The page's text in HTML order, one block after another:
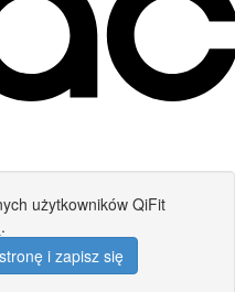
użytkowników QiFit
.
i zapisz się